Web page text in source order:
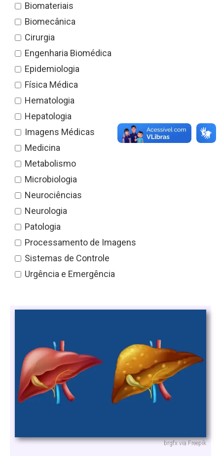
Biomateriais
Biomecânica
Cirurgia
Engenharia Biomédica
Epidemiologia
Física Médica
Hematologia
Hepatologia
Imagens Médicas
Medicina
Metabolismo
Microbiologia
Neurociências
Neurologia
Patologia
Processamento de Imagens
Sistemas de Controle
Urgência e Emergência
brgfx via Freepik